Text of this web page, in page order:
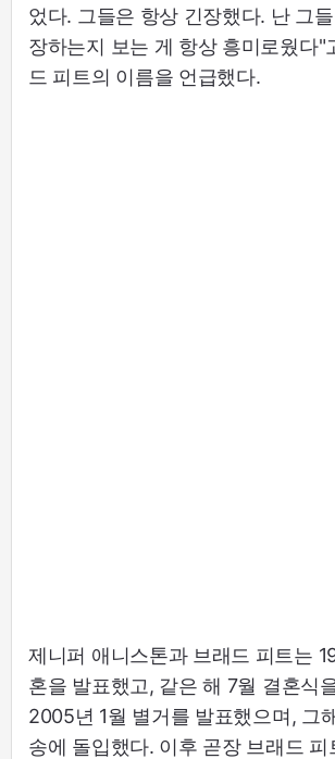
었다. 그들은 항상 긴장했다. 난 그
장하는지 보는 게 항상 흥미로웠다"
드 피트의 이름을 언급했다.
제니퍼 애니스톤과 브래드 피트는
혼을 발표했고, 같은 해 7월 결혼식
2005년 1월 별거를 발표했으며, 그
송에 돌입했다. 이후 곧장 브래드